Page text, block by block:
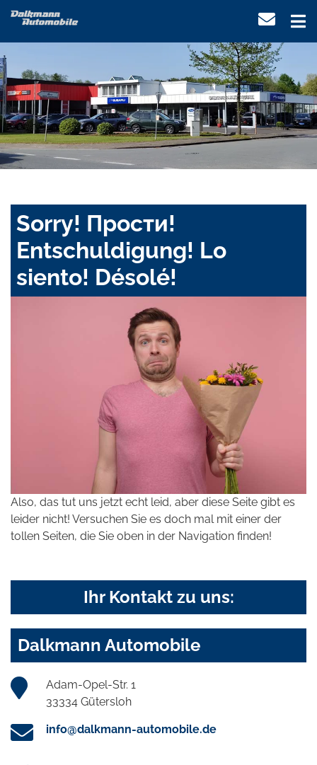
Sorry! Прости!
Entschuldigung! Lo
siento! Désolé!
Also, das tut uns jetzt echt leid, aber diese Seite gibt es
leider nicht! Versuchen Sie es doch mal mit einer der
tollen Seiten, die Sie oben in der Navigation finden!
Ihr Kontakt zu uns:
Dalkmann Automobile
Adam-Opel-Str. 1
33334 Gütersloh
info@dalkmann-automobile.de